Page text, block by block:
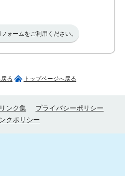
ォームをご利用ください。
る トップページへ戻る
リンク集
プライバシーポリシー
クポリシー